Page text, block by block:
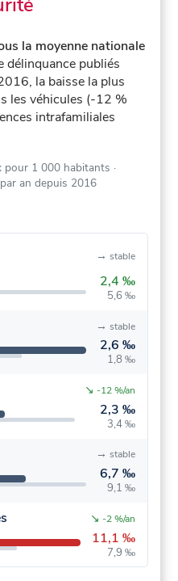
la moyenne nationale
délinquance publiés
la baisse la plus
les véhicules (-12 %
intrafamiliales
pour 1 000 habitants ·
an depuis 2016
2,4 ‰
5,6 ‰
→ stable
2,6 ‰
1,8 ‰
→ stable
2,3 ‰
3,4 ‰
↘ -12 %/an
6,7 ‰
9,1 ‰
→ stable
11,1 ‰
7,9 ‰
↘ -2 %/an